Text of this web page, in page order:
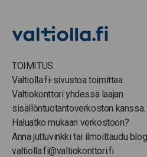
TOIMITUS
Valtiolla.fi-sivustoa toimittaa
Valtiokonttori yhdessä laajan
sisällöntuotantoverkoston kanssa.
Haluatko mukaan verkostoon?
Anna juttuvinkki tai ilmoittaudu
valtiolla.fi@valtiokonttori.fi